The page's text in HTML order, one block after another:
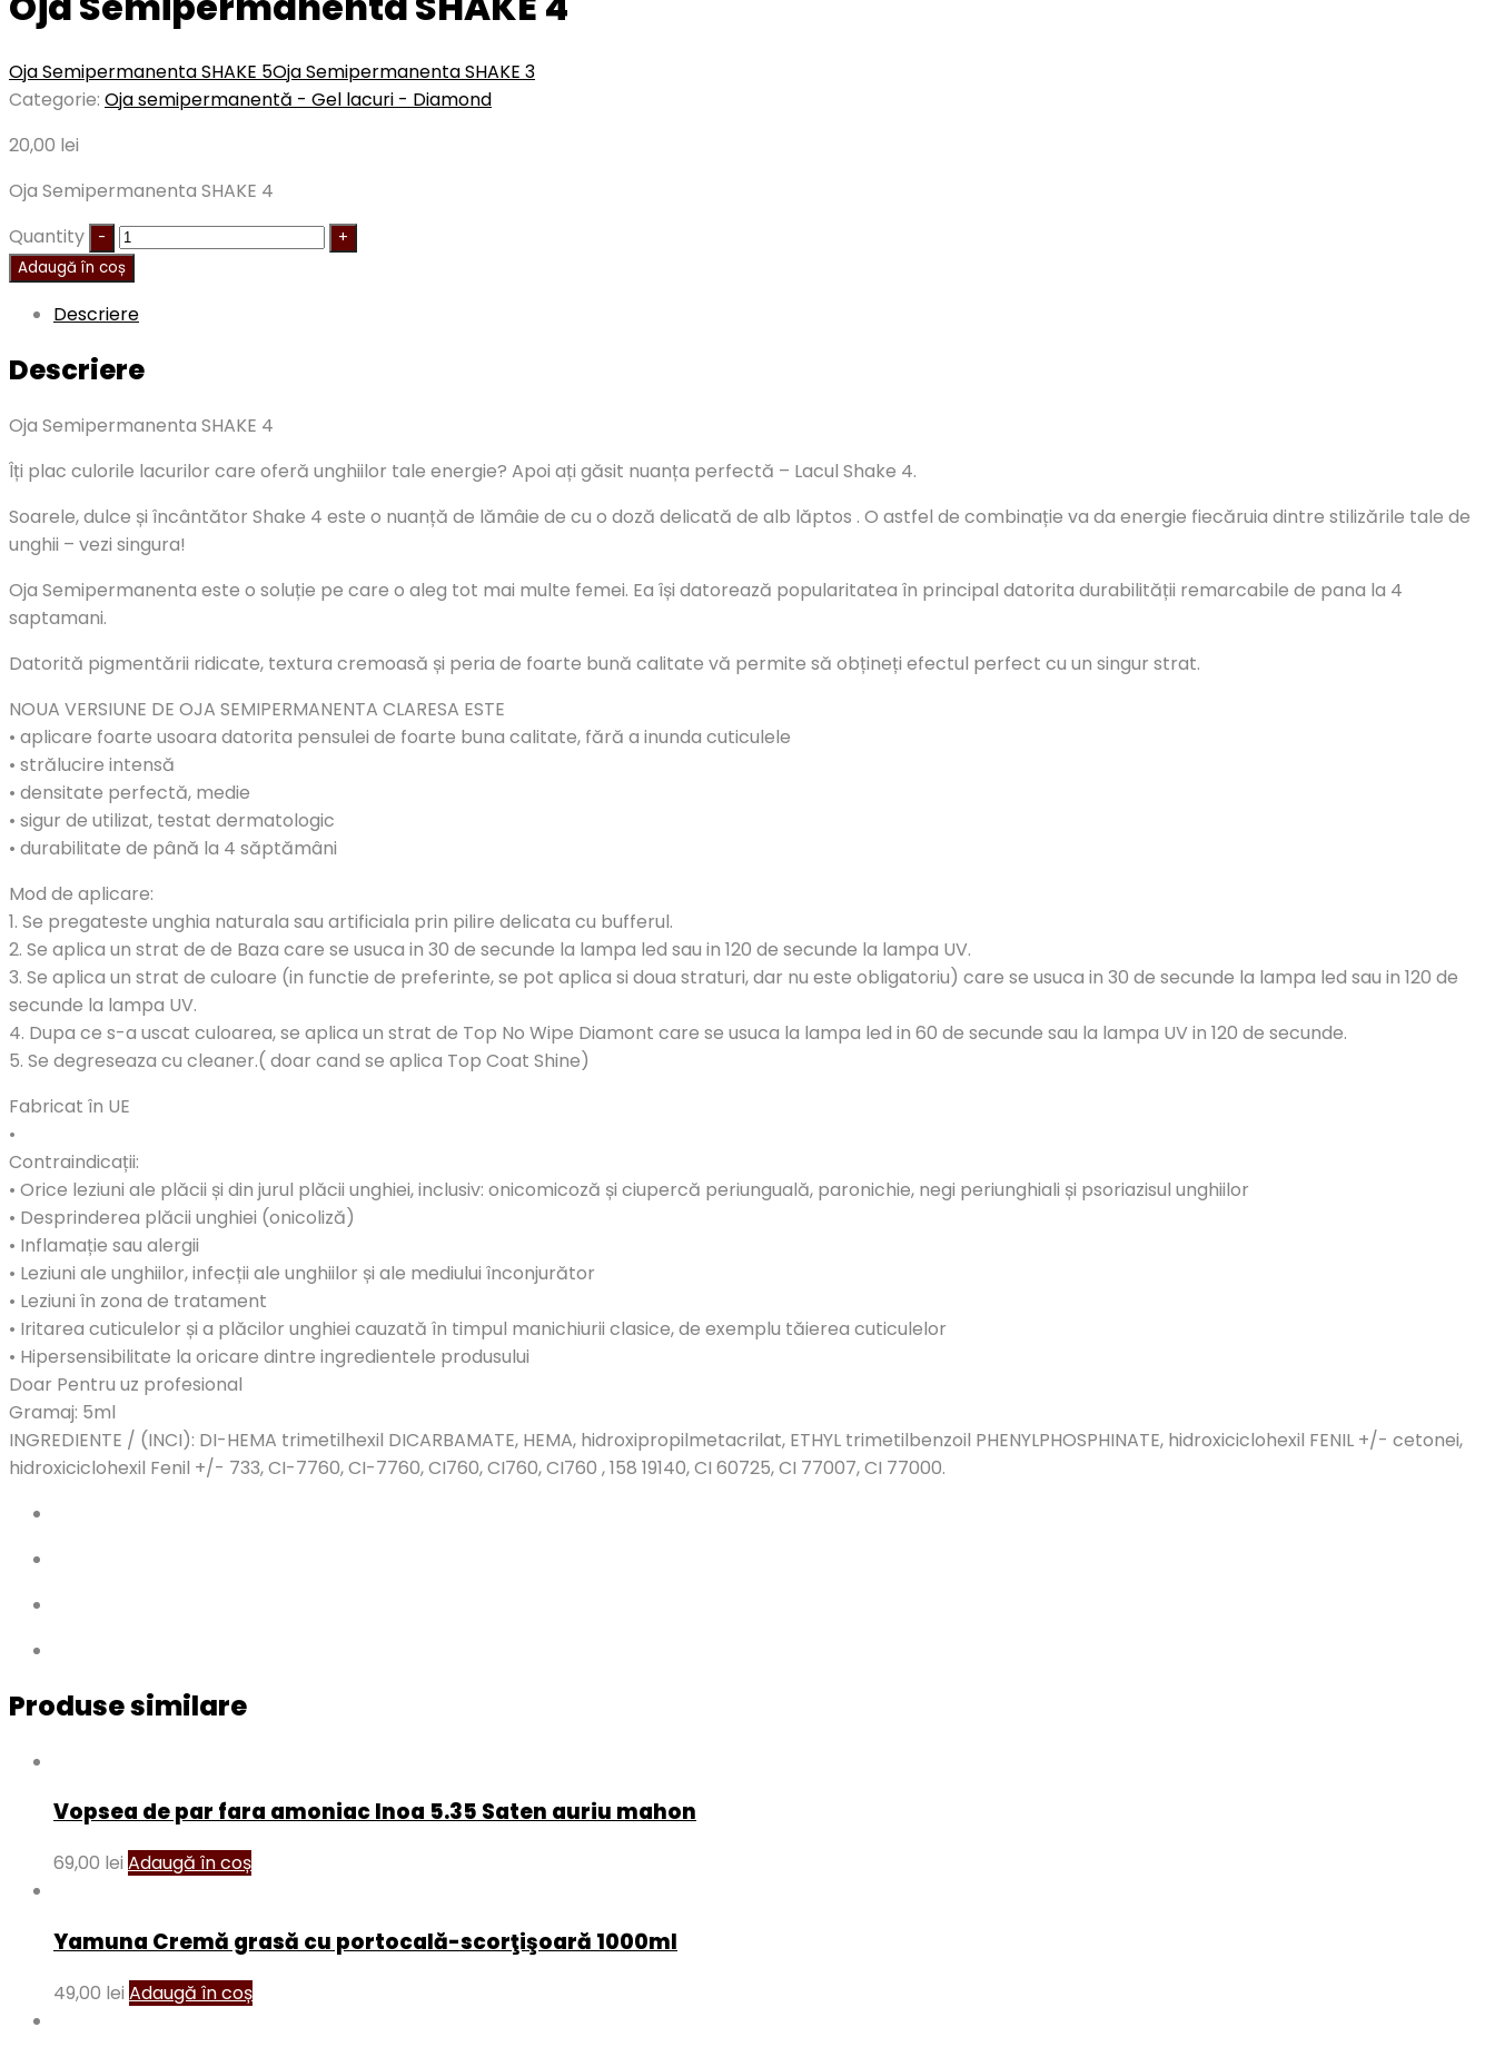
Oja Semipermanenta SHAKE 5Oja Semipermanenta SHAKE 3
Categorie: Oja semipermanentă - Gel lacuri - Diamond
20,00 lei
Oja Semipermanenta SHAKE 4
Quantity
Adaugă în coș
Descriere
Descriere
Oja Semipermanenta SHAKE 4
Îți plac culorile lacurilor care oferă unghiilor tale energie? Apoi ați găsit nuanța perfectă – Lacul Shake 4.
Soarele, dulce și încântător Shake 4 este o nuanță de lămâie de cu o doză delicată de alb lăptos . O astfel de combinație va da energie fiecăruia dintre stilizările tale de
unghii – vezi singura!
Oja Semipermanenta este o soluție pe care o aleg tot mai multe femei. Ea își datorează popularitatea în principal datorita durabilității remarcabile de pana la 4
saptamani.
Datorită pigmentării ridicate, textura cremoasă și peria de foarte bună calitate vă permite să obțineți efectul perfect cu un singur strat.
NOUA VERSIUNE DE OJA SEMIPERMANENTA CLARESA ESTE
• aplicare foarte usoara datorita pensulei de foarte buna calitate, fără a inunda cuticulele
• strălucire intensă
• densitate perfectă, medie
• sigur de utilizat, testat dermatologic
• durabilitate de până la 4 săptămâni
Mod de aplicare:
1. Se pregateste unghia naturala sau artificiala prin pilire delicata cu bufferul.
2. Se aplica un strat de de Baza care se usuca in 30 de secunde la lampa led sau in 120 de secunde la lampa UV.
3. Se aplica un strat de culoare (in functie de preferinte, se pot aplica si doua straturi, dar nu este obligatoriu) care se usuca in 30 de secunde la lampa led sau in 120 de
secunde la lampa UV.
4. Dupa ce s-a uscat culoarea, se aplica un strat de Top No Wipe Diamont care se usuca la lampa led in 60 de secunde sau la lampa UV in 120 de secunde.
5. Se degreseaza cu cleaner.( doar cand se aplica Top Coat Shine)
Fabricat în UE
•
Contraindicații:
• Orice leziuni ale plăcii și din jurul plăcii unghiei, inclusiv: onicomicoză și ciupercă periunguală, paronichie, negi periunghiali și psoriazisul unghiilor
• Desprinderea plăcii unghiei (onicoliză)
• Inflamație sau alergii
• Leziuni ale unghiilor, infecții ale unghiilor și ale mediului înconjurător
• Leziuni în zona de tratament
• Iritarea cuticulelor și a plăcilor unghiei cauzată în timpul manichiurii clasice, de exemplu tăierea cuticulelor
• Hipersensibilitate la oricare dintre ingredientele produsului
Doar Pentru uz profesional
Gramaj: 5ml
INGREDIENTE / (INCI): DI-HEMA trimetilhexil DICARBAMATE, HEMA, hidroxipropilmetacrilat, ETHYL trimetilbenzoil PHENYLPHOSPHINATE, hidroxiciclohexil FENIL +/- cetonei,
hidroxiciclohexil Fenil +/- 733, CI-7760, CI-7760, CI760, CI760, CI760 , 158 19140, CI 60725, CI 77007, CI 77000.
Produse similare
Vopsea de par fara amoniac Inoa 5.35 Saten auriu mahon
69,00 lei Adaugă în coș
Yamuna Cremă grasă cu portocală-scorţişoară 1000ml
49,00 lei Adaugă în coș